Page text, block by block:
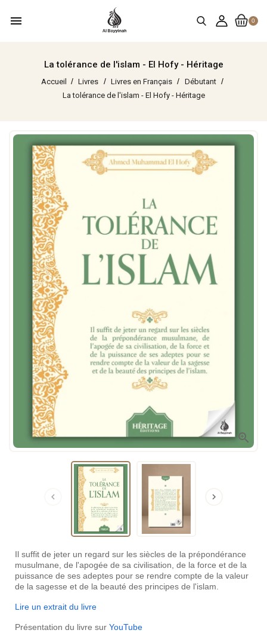
0
menu
La tolérance de l'islam - El Hofy - Héritage
Accueil Livres Livres en Français
Débutant
La tolérance de l'islam - El Hofy - Héritage

 
Il suffit de jeter un regard sur les siècles de la prépondérance
musulmane, de l'apogée de sa civilisation, de la force et de la
puissance de ses adeptes pour se rendre compte de la valeur
de la sagesse et de la beauté des principes de l'islam.
Lire un extrait du livre
Présentation du livre sur YouTube